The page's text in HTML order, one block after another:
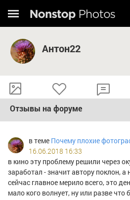
Антон22
Отзывы на форуме
в теме Почему плохие
16.06.2018 16:33
в кино эту проблему решили через
заработал - значит автору поклон, а
сейчас главное мерило всего, это
мало кого волнует, ну или разве что